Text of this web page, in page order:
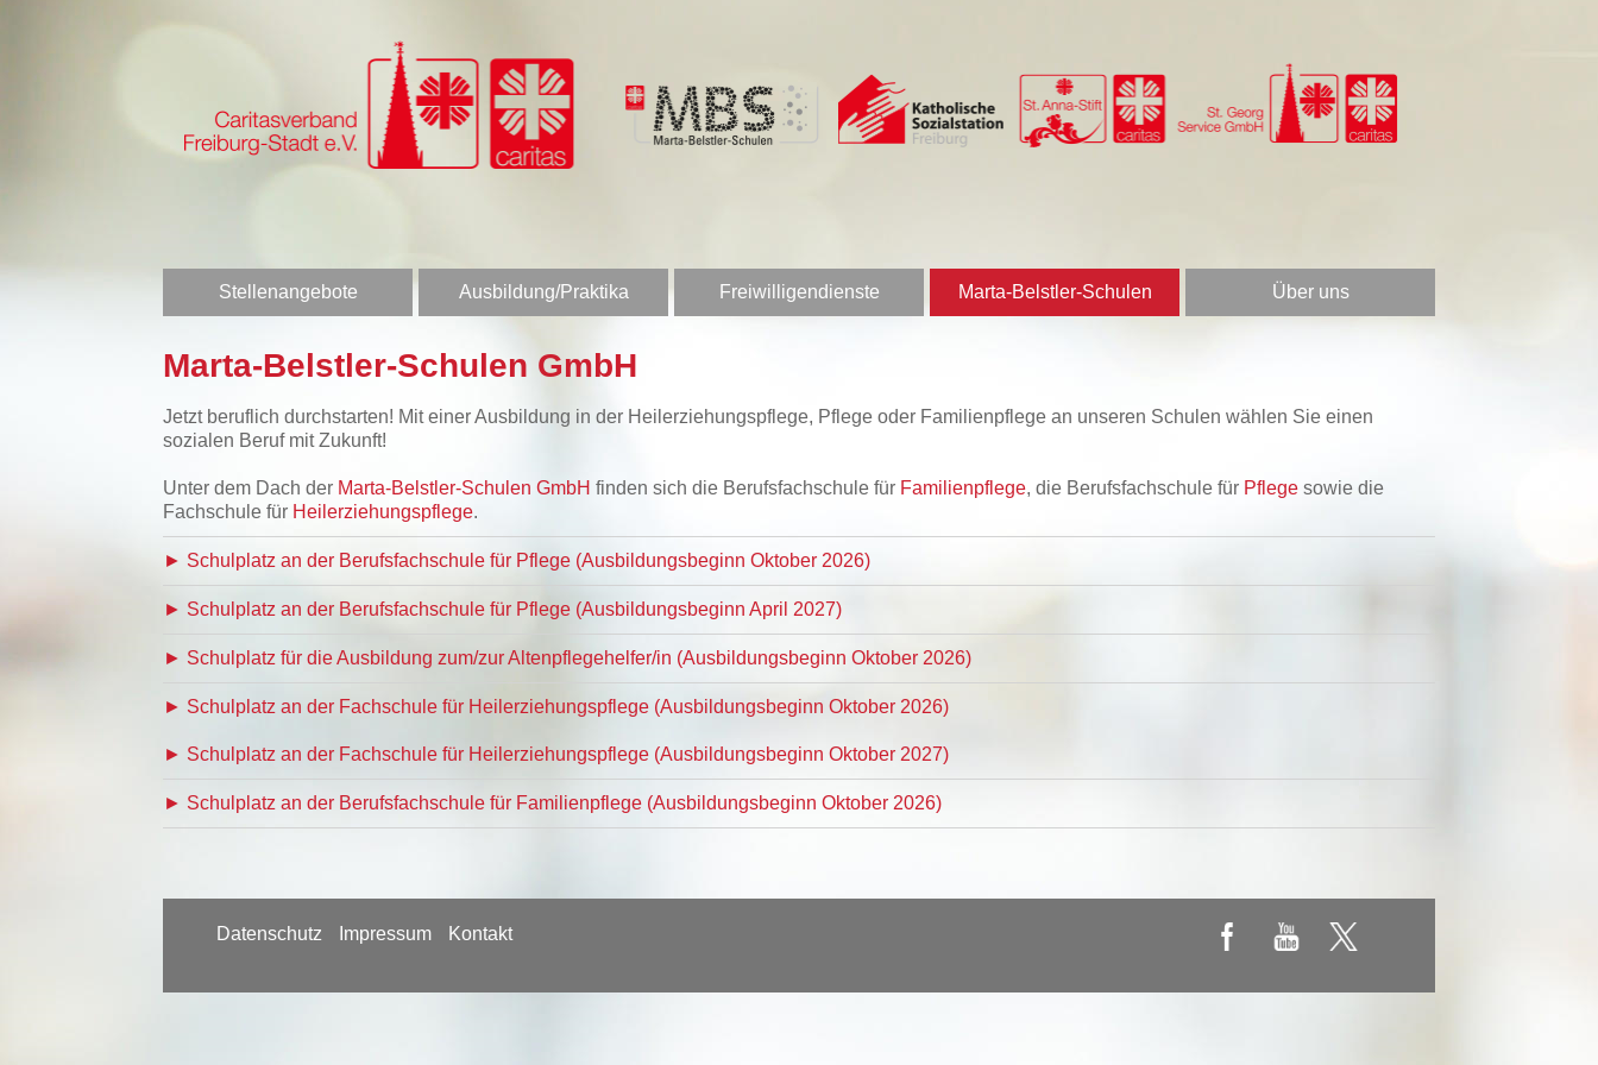
Stellenangebote Ausbildung/Praktika Freiwilligendienste Marta-Belstler-Schulen Über uns
Marta-Belstler-Schulen GmbH
Jetzt beruflich durchstarten! Mit einer Ausbildung in der Heilerziehungspflege, Pflege oder Familienpflege an unseren Schulen wählen Sie einen
sozialen Beruf mit Zukunft!
Unter dem Dach der Marta-Belstler-Schulen GmbH finden sich die Berufsfachschule für Familienpflege, die Berufsfachschule für Pflege sowie die
Fachschule für Heilerziehungspflege.
► Schulplatz an der Berufsfachschule für Pflege (Ausbildungsbeginn Oktober 2026)
► Schulplatz an der Berufsfachschule für Pflege (Ausbildungsbeginn April 2027)
► Schulplatz für die Ausbildung zum/zur Altenpflegehelfer/in (Ausbildungsbeginn Oktober 2026)
► Schulplatz an der Fachschule für Heilerziehungspflege (Ausbildungsbeginn Oktober 2026)
► Schulplatz an der Fachschule für Heilerziehungspflege (Ausbildungsbeginn Oktober 2027)
► Schulplatz an der Berufsfachschule für Familienpflege (Ausbildungsbeginn Oktober 2026)
Datenschutz Impressum Kontakt